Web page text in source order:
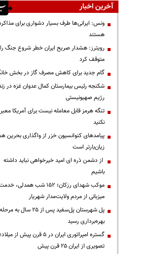
آخرین اخبار
ونس: ایرانی‌ها طرف بسیار دشواری برای
هستند
رویترز: هشدار صریح ایران خطر شروع جنگ را
متوقف کرد
گام جدید برای کاهش مصرف گاز در بخش
شکنجه رئیس بیمارستان کمال عدوان غزه در
رژیم صهیونیستی
تنگه هرمز قابل معامله نیست برای آمریکا معبر
نکنید
پیامدهای کنوانسیون خزر از واگذاری بحرین
زیان‌بارتر است
از دشمن ذره ای امید خیرخواهی نباید داشته
باشیم
موکب شهدای رزکان؛ ۱۵۲ شب همدلی،
میزبانی از مردم ولایت‌مدار شهریار
پل شهرستان پل‌سفید پس از ۲۵ سال به مرحله
بهره‌برداری رسید
گستره امپراتوری ایران در ۵ قرن پیش از میلاد؛
تصویری از ایران ۲۵ قرن پیش